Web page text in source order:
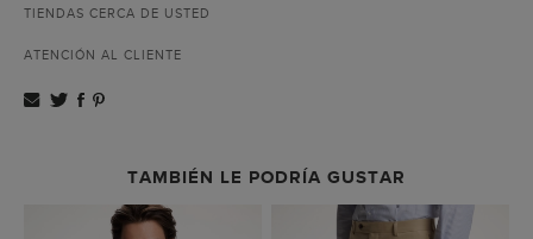
TIENDAS CERCA DE USTED
ATENCIÓN AL CLIENTE
TAMBIÉN LE PODRÍA GUSTAR